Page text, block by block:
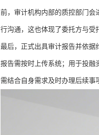
前，审计机构内部的质控部门会
行沟通，这也体现了委托方与受
最后，正式出具审计报告并依据
报告需按时上传系统；用于投融
需结合自身需求及时办理后续事